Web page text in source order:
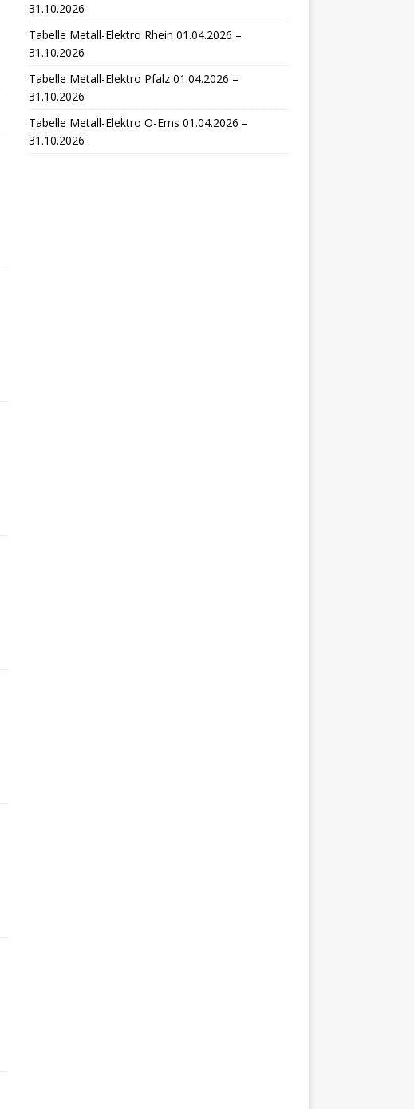
31.10.2026
Tabelle Metall-Elektro Rhein 01.04.2026 –
31.10.2026
Tabelle Metall-Elektro Pfalz 01.04.2026 –
31.10.2026
Tabelle Metall-Elektro O-Ems 01.04.2026 –
31.10.2026